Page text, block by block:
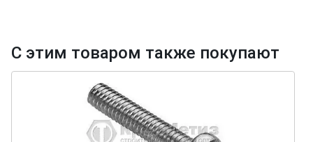
С этим товаром также покупают